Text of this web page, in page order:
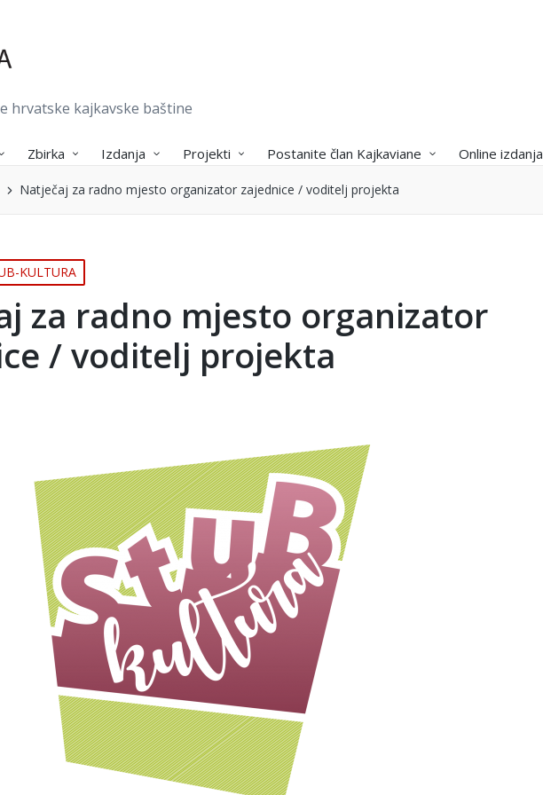
hrvatske kajkavske baštine
Zbirka Izdanja Projekti Postanite član Kajkaviane Online izdanja
Natječaj za radno mjesto organizator zajednice / voditelj projekta
KULTURA
za radno mjesto organizator
/ voditelj projekta